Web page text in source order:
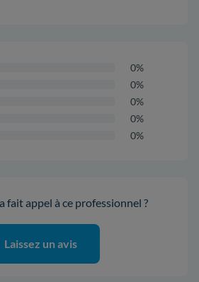
0%
0%
0%
0%
0%
fait appel à ce professionnel ?
Laissez un avis